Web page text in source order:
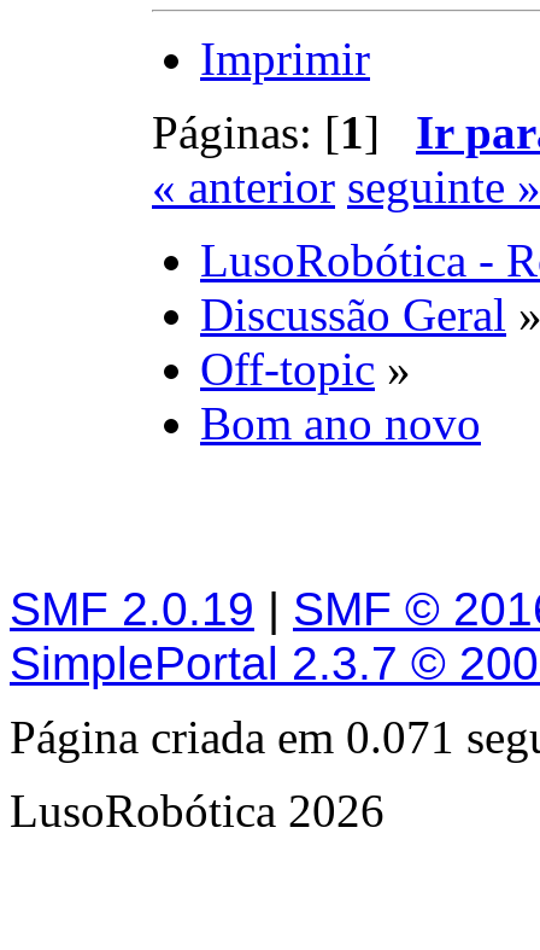
Imprimir
Páginas: [1] Ir
« anterior seguinte »
LusoRobótica -
Discussão Geral
Off-topic »
Bom ano novo
SMF 2.0.19 | SMF ©
SimplePortal 2.3.7 ©
Página criada em 0.071
LusoRobótica 2026